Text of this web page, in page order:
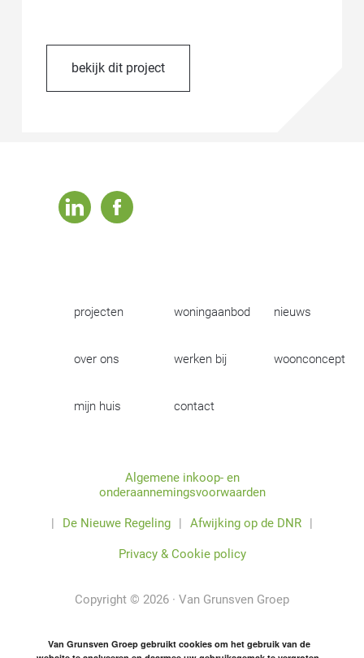
bekijk dit project
linkedinfacebook
projecten woningaanbod nieuws
over ons werken bij woonconcept
mijn huis contact
Algemene inkoop- en
onderaannemingsvoorwaarden
| De Nieuwe Regeling | Afwijking op de DNR |
Privacy & Cookie policy
Copyright © 2026 · Van Grunsven Groep
Van Grunsven Groep gebruikt cookies om het gebruik van de